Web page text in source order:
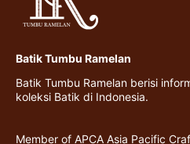
Batik Tumbu Ramelan
Batik Tumbu Ramelan berisi
koleksi Batik di Indonesia.
Member of APCA Asia Pacific